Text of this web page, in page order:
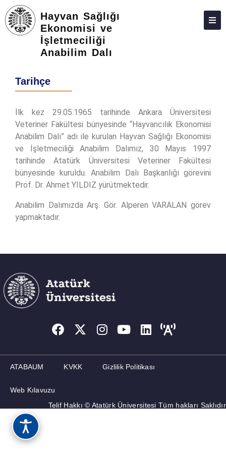
Hayvan Sağlığı
Ekonomisi ve
İşletmeciliği
Anabilim Dalı
HAKKIMIZDA
LISANSÜSTÜ
TOPLUMA KATKI
ADAY ÖĞRENCILER
İLETIŞIM
Tarihçe
İlk kez 29.05.1965 tarihinde Ankara Üniversitesi
Veteriner Fakültesi bünyesinde “Hayvancılık Ekonomisi
Anabilim Dalı” adı ile kurulan Hayvan Sağlığı Ekonomisi
ve İşletmeciliği Anabilim Dalımız, 30 Mayıs 1997
tarihinde Atatürk Üniversitesi Veteriner Fakültesi
bünyesinde kuruldu. Anabilim Dalı Başkanlığı görevini
Prof. Dr. Ahmet YILDIZ yürütmektedir.
Anabilim Dalımızda Arş. Gör. Alperen VARALAN görev
yapmaktadır.
ATABAUM KVKK Gizlilik Politikası
Web Kılavuzu
Telif Hakkı © Atatürk Üniversitesi Tüm hakları Saklıdır